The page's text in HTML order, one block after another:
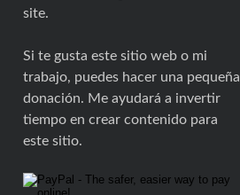
site.
Si te gusta este sitio web o mi
trabajo, puedes hacer una pequeña
donación. Me ayudará a invertir
tiempo en crear contenido para
este sitio.